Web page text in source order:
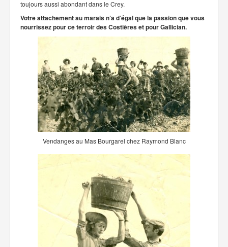
toujours aussi abondant dans le Crey.
Votre attachement au marais n’a d’égal que la passion que vous
nourrissez pour ce terroir des Costières et pour Gallician.
Vendanges au Mas Bourgarel chez Raymond Blanc